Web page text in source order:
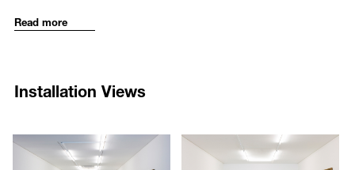
blends with the burlap, and this process of modifying the material with
his own artistic language is a critical aspect of his art practice.
College at Hongik University from 1990 to 1994 and was the Director
Milan (2003); and Gyeongnam Art Museum, Changwon, South Korea
(2004). In addition, Ha has represented South Korea in major
것이다. 캔버스에 연기를 쐬우면 물감 표면에 연기가 자연스럽게 부착
을 작품의 어법으로 치환시키는 과정을 작업의 중요한 지점으로 삼는
다.
Read more
Installation Views
/upload/installations/828d5fc7bbb44dc1e7dff19c3707bb28.jpg
/upload/installations/